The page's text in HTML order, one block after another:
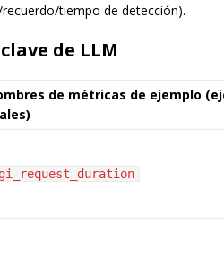
tiempo de detección).
de LLM
de métricas de ejemplo